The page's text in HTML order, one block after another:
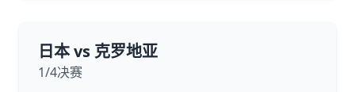
日本 vs 克罗地亚
1/4决赛